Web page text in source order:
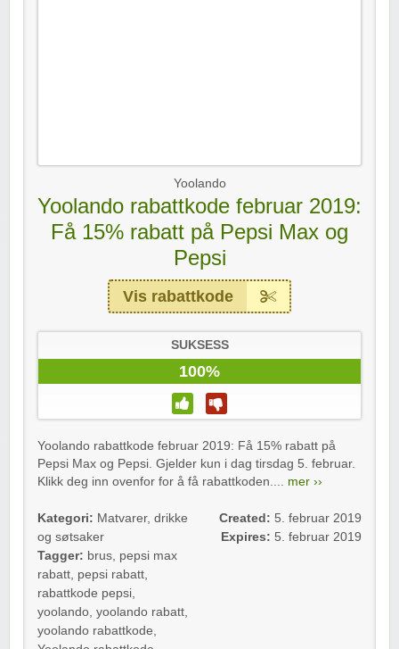
Yoolando
Yoolando rabattkode februar 2019:
Få 15% rabatt på Pepsi Max og
Pepsi
Vis rabattkode
SUKSESS
100%
Yoolando rabattkode februar 2019: Få 15% rabatt på
Pepsi Max og Pepsi. Gjelder kun i dag tirsdag 5. februar.
Klikk deg inn ovenfor for å få rabattkoden.... mer ››
Kategori: Matvarer, drikke
og søtsaker
Tagger: brus, pepsi max
rabatt, pepsi rabatt,
rabattkode pepsi,
yoolando, yoolando rabatt,
yoolando rabattkode,
Created: 5. februar 2019
Expires: 5. februar 2019